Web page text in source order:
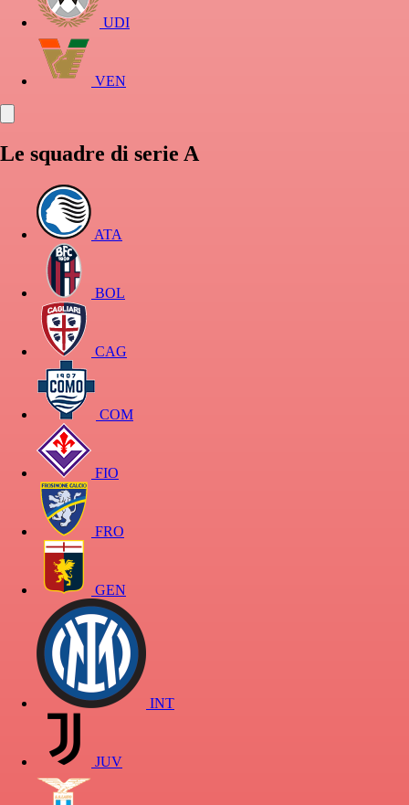
UDI
VEN
Le squadre di serie A
ATA
BOL
CAG
COM
FIO
FRO
GEN
INT
JUV